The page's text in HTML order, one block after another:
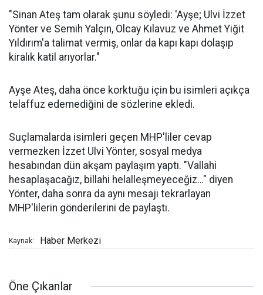
"Sinan Ateş tam olarak şunu söyledi: 'Ayşe; Ulvi İzzet
Yönter ve Semih Yalçın, Olcay Kılavuz ve Ahmet Yiğit
Yıldırım'a talimat vermiş, onlar da kapı kapı dolaşıp
kiralık katil arıyorlar."
Ayşe Ateş, daha önce korktuğu için bu isimleri açıkça
telaffuz edemediğini de sözlerine ekledi.
Suçlamalarda isimleri geçen MHP'liler cevap
vermezken İzzet Ulvi Yönter, sosyal medya
hesabından dün akşam paylaşım yaptı. "Vallahi
hesaplaşacağız, billahi helalleşmeyeceğiz…" diyen
Yönter, daha sonra da aynı mesajı tekrarlayan
MHP'lilerin gönderilerini de paylaştı.
Kaynak: Haber Merkezi
Öne Çıkanlar